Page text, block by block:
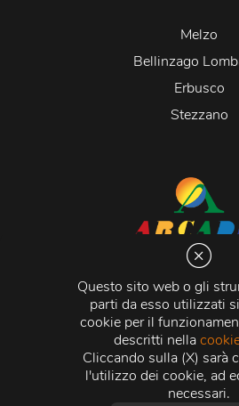
Questo sito web o gli
parti da esso utilizzati
cookie per il
descritti nella
Cliccando sulla (X) sarà
l'utilizzo dei cookie, ad
necessari.
Melzo
Bellinzago
Erbusco
Stezzano
Via Martiri della
C.C.I.A.A. - R.E.A di
Registro delle Imprese di
Fiscale e Partita Iva
500.000,00
Credits:Crea Informatica S.r.l.
riservati.